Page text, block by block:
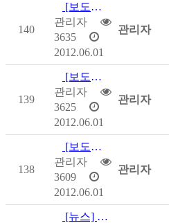
140
[보도자료] 함께 걷고, 함께 타고, 함께 즐겨요.
관리자
3635
2012.06.01
관리자
139
[보도자료] 장애인 가족을 위한 행복충전
관리자
3625
2012.06.01
관리자
138
[보도자료] 장애인 가족을 위한 행복충전
관리자
3609
2012.06.01
관리자
[뉴스] 장애인고용공단, 사회부문 지속가능성 1위 차지